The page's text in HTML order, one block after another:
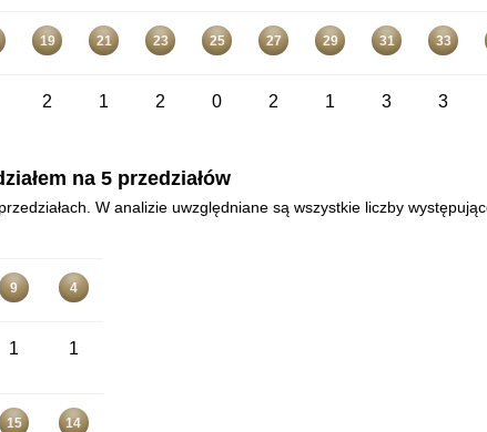
19 21 23 25 27 29 31 33
2 1 2 0 2 1 3 3
na 5 przedziałów
W analizie uwzględniane są wszystkie liczby
9 4
1 1
15 14